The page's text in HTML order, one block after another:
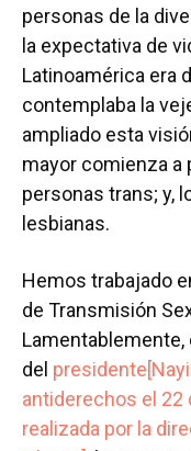
personas de la
la expectativa de
Latinoamérica era
contemplaba la
ampliado esta
mayor comienza a
personas trans; y,
lesbianas.
Hemos trabajado
de Transmisión
del
antiderechos el 22
realizada por la